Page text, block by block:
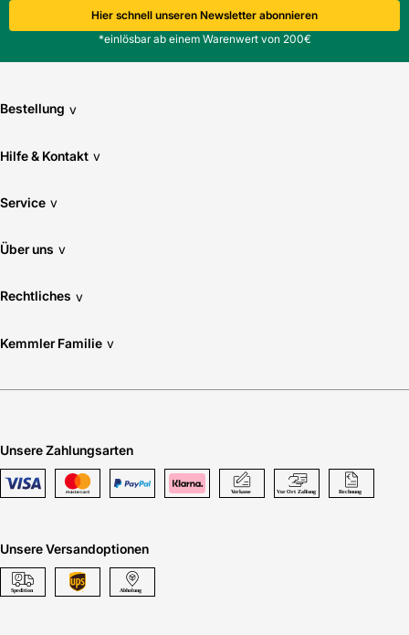
Hier schnell unseren Newsletter abonnieren
*einlösbar ab einem Warenwert von 200€
Bestellung v
Hilfe & Kontakt v
Service v
Über uns v
Rechtliches v
Kemmler Familie v
Unsere Zahlungsarten
Unsere Versandoptionen